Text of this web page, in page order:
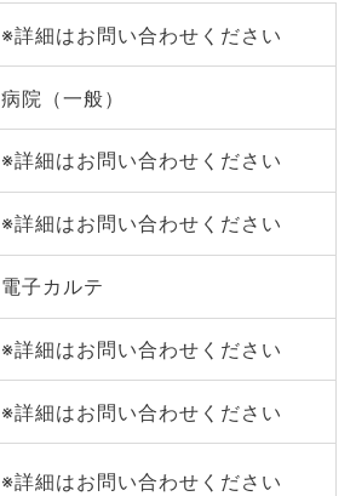
※詳細はお問い合わせください
病院（一般）
※詳細はお問い合わせください
※詳細はお問い合わせください
電子カルテ
※詳細はお問い合わせください
※詳細はお問い合わせください
※詳細はお問い合わせください